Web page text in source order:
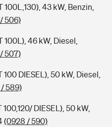
100L,130), 43 kW, Benzin,
506)
100L), 46 kW, Diesel,
507)
DIESEL), 50 kW, Diesel,
589)
DIESEL), 50 kW,
(0928 / 590)